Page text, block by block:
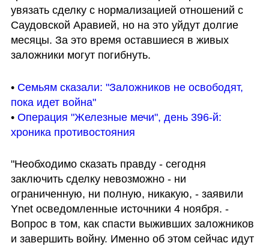
увязать сделку с нормализацией отношений с
Саудовской Аравией, но на это уйдут долгие
месяцы. За это время оставшиеся в живых
заложники могут погибнуть.
• Семьям сказали: "Заложников не освободят,
пока идет война"
• Операция "Железные мечи", день 396-й:
хроника противостояния
"Необходимо сказать правду - сегодня
заключить сделку невозможно - ни
ограниченную, ни полную, никакую, - заявили
Ynet осведомленные источники 4 ноября. -
Вопрос в том, как спасти выживших заложников
и завершить войну. Именно об этом сейчас идут